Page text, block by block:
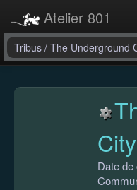
Atelier 801
Forums
Tribus / The Underground
City
Date de